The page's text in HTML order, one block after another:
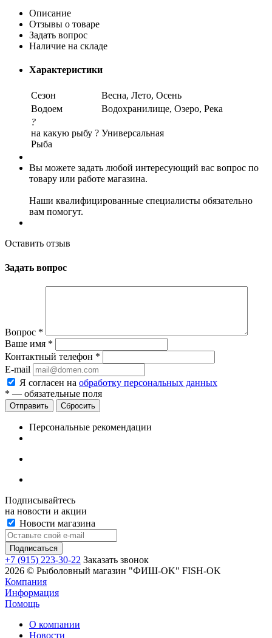
Описание
Отзывы о товаре
Задать вопрос
Наличие на складе
Характеристики
Сезон
Весна, Лето, Осень
Водоем
Водохранилище, Озеро, Река
?
на какую рыбу ?
Рыба
Универсальная
Вы можете задать любой интересующий вас вопрос по
товару или работе магазина.
Наши квалифицированные специалисты обязательно
вам помогут.
Оставить отзыв
Задать вопрос
Вопрос *
Ваше имя *
Контактный телефон *
E-mail
Я согласен на обработку персональных данных
* — обязательные поля
Сбросить
Персональные рекомендации
Подписывайтесь
на новости и акции
Новости магазина
+7 (915) 223-30-22 Заказать звонок
2026 © Рыболовный магазин "ФИШ-OK" FISH-OK
Компания
Информация
Помощь
О компании
Новости